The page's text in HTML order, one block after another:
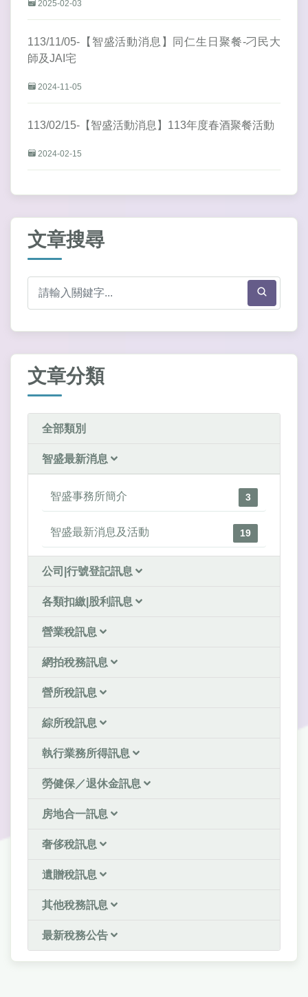
2025-02-03
113/11/05-【智盛活動消息】同仁生日聚餐-刁民大
師及JAI宅
2024-11-05
113/02/15-【智盛活動消息】113年度春酒聚餐活動
2024-02-15
文章搜尋
文章分類
全部類別
智盛最新消息
智盛事務所簡介 3
智盛最新消息及活動 19
公司|行號登記訊息
各類扣繳|股利訊息
營業稅訊息
網拍稅務訊息
營所稅訊息
綜所稅訊息
執行業務所得訊息
勞健保／退休金訊息
房地合一訊息
奢侈稅訊息
遺贈稅訊息
其他稅務訊息
最新稅務公告